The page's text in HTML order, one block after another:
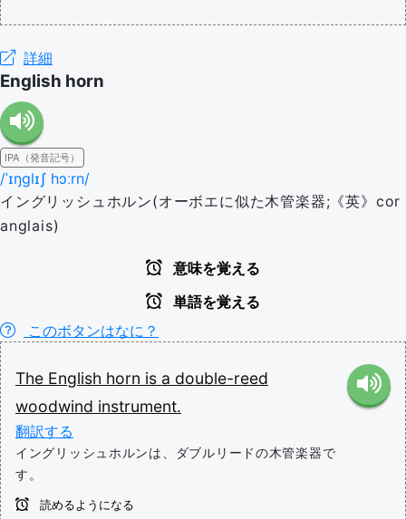
詳細
English horn
IPA（発音記号）
/ˈɪŋɡlɪʃ hɔːrn/
イングリッシュホルン(オーボエに似た木管楽器;《英》cor
anglais)
意味を覚える
単語を覚える
このボタンはなに？
The English horn is a double-reed
woodwind instrument.
翻訳する
イングリッシュホルンは、ダブルリードの木管楽器で
す。
読めるようになる